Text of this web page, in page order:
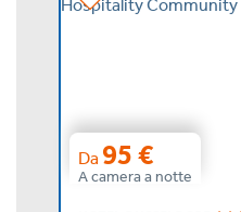
Da 95 €
A camera a notte